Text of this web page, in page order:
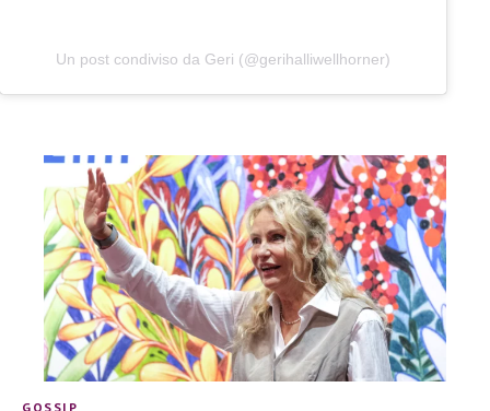
Un post condiviso da Geri (@gerihalliwellhorner)
GOSSIP